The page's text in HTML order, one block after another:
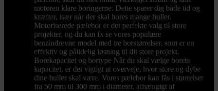
motoren klare boringerne. Dette sparer dig både tid og
kræfter, især når der skal bores mange huller.
Motoriserede pælebor er det perfekte valg til store
projekter, og du kan fx se vores populære
benzindrevne model med tre borstørrelser, som er en
effektiv og pålidelig løsning til dit store projekt.
Borekapacitet og bortype Når du skal vælge borets
kapacitet, er det vigtigt at overveje, hvor store og dybe
dine huller skal være. Vores pælebor kan fås i størrelser
fra 50 mm til 300 mm i diameter, afhængigt af